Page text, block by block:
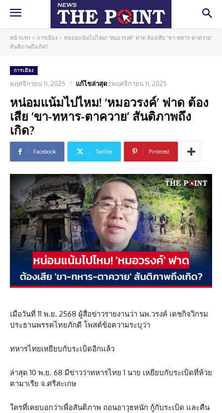
หน้าแรก การเมือง
หน่อมแน้มไปไหม! 'หมอวรงค์' ฟาด ต้องเสีย 'ขา-ทหาร-ตาควาย'
สันติภาพถึงเกิด?
การเมือง
พฤศจิกายน 11, 2025 แก้ไขล่าสุด :พฤศจิกายน 11, 2025
หน่อมแน้มไปไหม! ‘หมอวรงค์’ ฟาด ต้อง
เสีย ‘ขา-ทหาร-ตาควาย’ สันติภาพถึง
เกิด?
Facebook Twitter Pinterest
เมื่อวันที่ 11 พ.ย. 2568 ผู้สื่อข่าวรายงานว่า นพ.วรงค์ เดชกิจวิกรม
ประธานพรรคไทยภักดี โพสต์ข้อความระบุว่า
ทหารไทยเหยียบกับระเบิดอีกแล้ว
ล่าสุด 10 พ.ย. 68 มีข่าวว่าทหารไทย 1 นาย เหยียบกับระเบิดที่ห้วย
ตามาเรีย จ.ศรีสะเกษ
ใครที่เคยบอกว่าเพื่อสันติภาพ ถอนอาวุธหนัก กู้กับระเบิด และคืน